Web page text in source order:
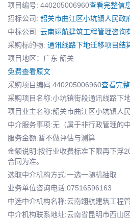
项目编号: 440205006960查看完整信
招标公司: 韶关市曲江区小坑镇人民政
中标公司: 云南翊航建筑工程管理咨询
采购标的物: 通讯线路下地迁移项目结
项目地区：广东 韶关
免费查看原文
采购项目编码:440205006960查看完
采购项目名称:小坑镇街段通讯线路下
项目业主名称:韶关市曲江区小坑镇人
中介服务事项:无（属于非行政管理的
服务金额:暂不做评估与测算
金额说明:按行业收费标准下限再下浮
合同为准。
选取中介机构方式:一选一随机抽取
业务单位咨询电话:07516596163
中选中介机构名称:云南翊航建筑工程
中介机构联系地址:云南省昆明市西山